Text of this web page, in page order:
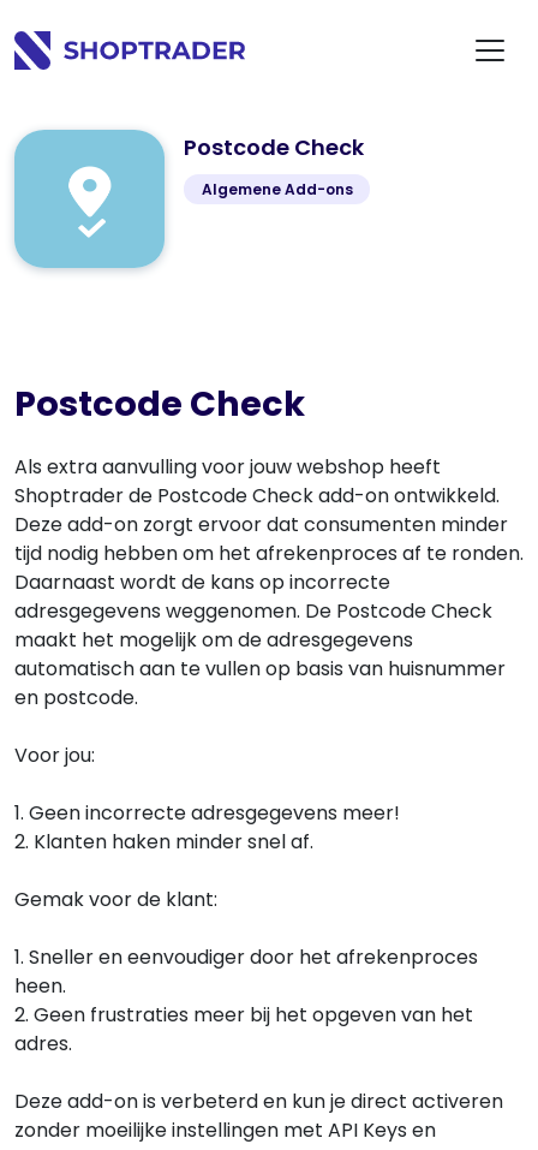
Postcode Check
Algemene Add-ons
Postcode Check
Als extra aanvulling voor jouw webshop heeft
Shoptrader de Postcode Check add-on ontwikkeld.
Deze add-on zorgt ervoor dat consumenten minder
tijd nodig hebben om het afrekenproces af te ronden.
Daarnaast wordt de kans op incorrecte
adresgegevens weggenomen. De Postcode Check
maakt het mogelijk om de adresgegevens
automatisch aan te vullen op basis van huisnummer
en postcode.
Voor jou:
1. Geen incorrecte adresgegevens meer!
2. Klanten haken minder snel af.
Gemak voor de klant:
1. Sneller en eenvoudiger door het afrekenproces
heen.
2. Geen frustraties meer bij het opgeven van het
adres.
Deze add-on is verbeterd en kun je direct activeren
zonder moeilijke instellingen met API Keys en